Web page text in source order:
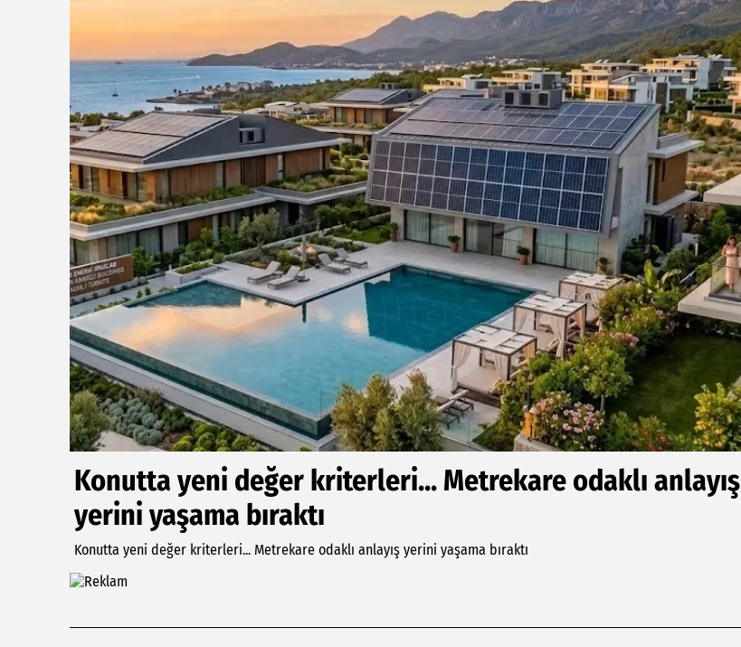
Konutta yeni değer kriterleri... Metrekare odaklı anlayış
yerini yaşama bıraktı
Konutta yeni değer kriterleri... Metrekare odaklı anlayış yerini yaşama bıraktı